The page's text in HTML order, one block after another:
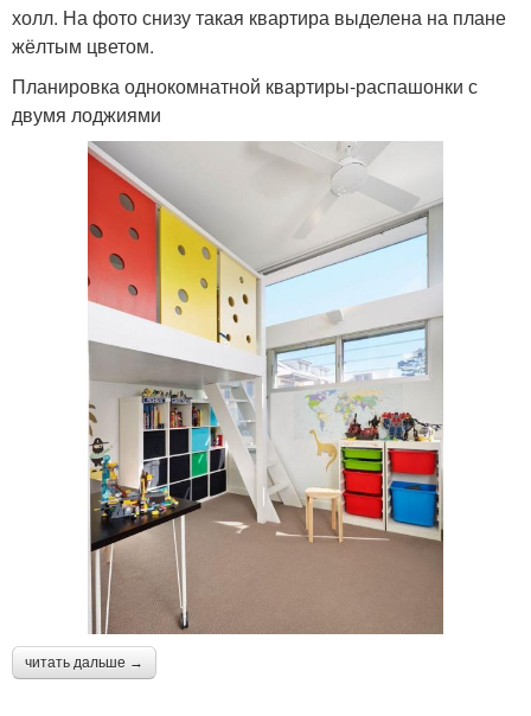
холл. На фото снизу такая квартира выделена на плане
жёлтым цветом.
Планировка однокомнатной квартиры-распашонки с
двумя лоджиями
читать дальше →